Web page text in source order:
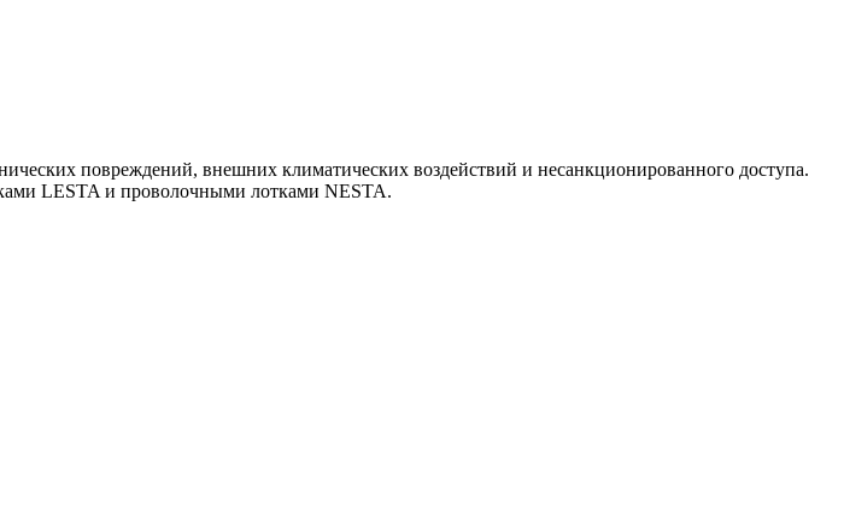
повреждений, внешних климатических воздействий и несанкционированного доступа.
LESTA и проволочными лотками NESTA.